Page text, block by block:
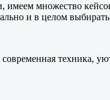
множество
и в целом
техника,